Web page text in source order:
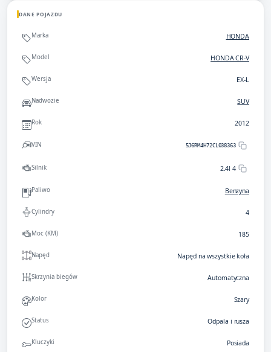
DANE POJAZDU
Marka HONDA
Model HONDA CR-V
Wersja EX-L
Nadwozie SUV
Rok 2012
VIN 5J6RM4H72CL038363
Silnik 2.4l 4
Paliwo Benzyna
Cylindry 4
Moc (KM) 185
Napęd Napęd na wszystkie koła
Skrzynia biegów Automatyczna
Kolor Szary
Status Odpala i rusza
Kluczyki Posiada